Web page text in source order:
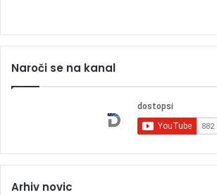
Naroči se na kanal
Arhiv novic